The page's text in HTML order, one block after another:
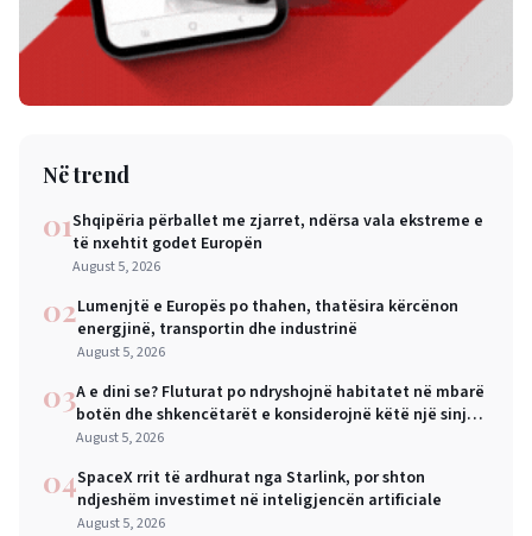
Në trend
01Shqipëria përballet me zjarret, ndërsa vala ekstreme e
të nxehtit godet Europën
August 5, 2026
02Lumenjtë e Europës po thahen, thatësira kërcënon
energjinë, transportin dhe industrinë
August 5, 2026
03A e dini se? Fluturat po ndryshojnë habitatet në mbarë
botën dhe shkencëtarët e konsiderojnë këtë një sinjal
alarmi
August 5, 2026
04SpaceX rrit të ardhurat nga Starlink, por shton
ndjeshëm investimet në inteligjencën artificiale
August 5, 2026